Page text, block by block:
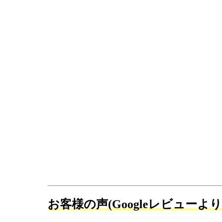
お客様の声(Googleレビューよ